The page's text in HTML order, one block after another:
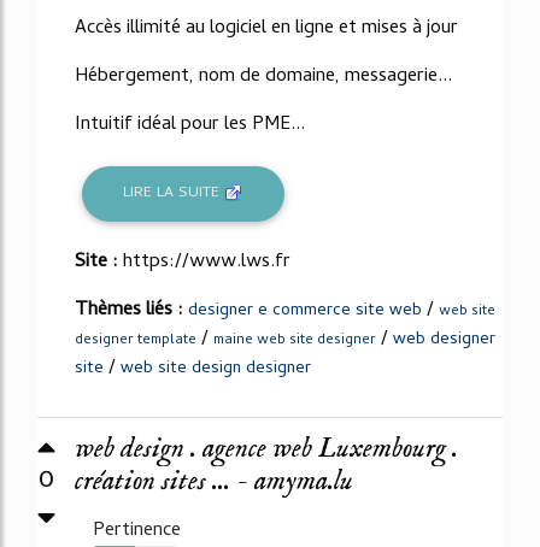
Accès illimité au logiciel en ligne et mises à jour
Hébergement, nom de domaine, messagerie...
Intuitif idéal pour les PME...
LIRE LA SUITE
Site :https://www.lws.fr
Thèmes liés : designer e commerce site web / web site
designer template / maine web site designer /web designer
site /web site design designer
0
web design . agence web Luxembourg .
création sites ... - amyma.lu
Pertinence